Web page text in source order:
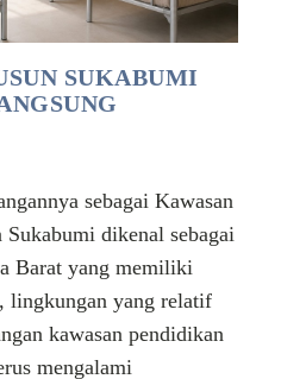
SUKABUMI
sebagai Kawasan
dikenal sebagai
Barat yang memiliki
lingkungan yang relatif
kawasan pendidikan
mengalami